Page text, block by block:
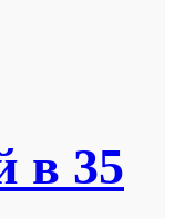
в 35